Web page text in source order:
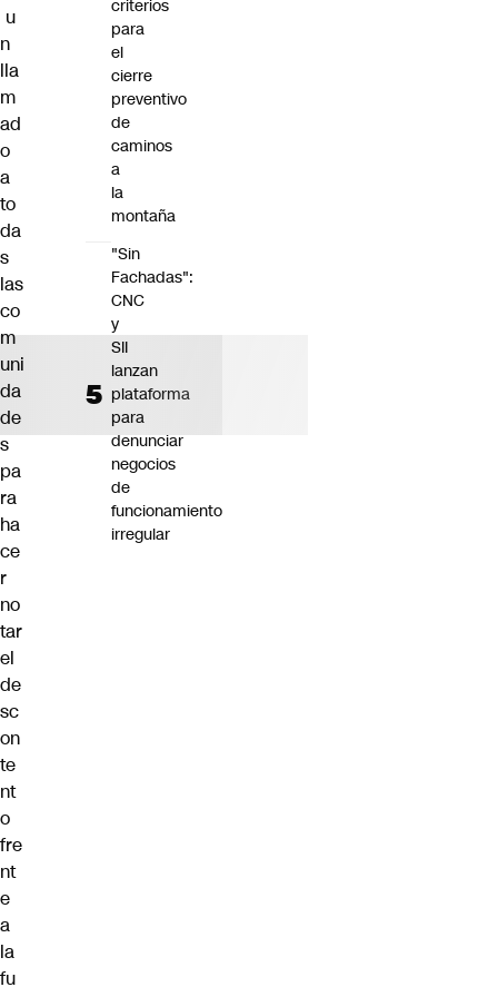
u
n
lla
m
ad
o
a
to
da
s
las
co
m
uni
da
de
s
pa
ra
ha
ce
r
no
tar
el
de
sc
on
te
nt
o
fre
nt
e
a
la
fu
criterios
para
el
cierre
preventivo
de
caminos
a
la
montaña
"Sin
Fachadas":
CNC
y
SII
lanzan
plataforma
para
denunciar
negocios
de
funcionamiento
irregular